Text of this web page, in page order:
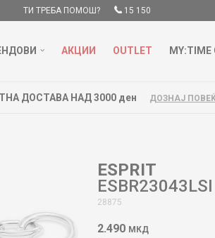
ТИ ТРЕБА ПОМОШ? 15 150
АКЦИИ OUTLET MY:TIME
ДОСТАВА НАД 3000 ден ДОЗНАЈ
ESPRIT
28875
2.490 МКД